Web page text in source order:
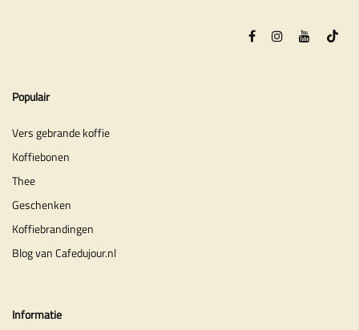
Populair
Vers gebrande koffie
Koffiebonen
Thee
Geschenken
Koffiebrandingen
Blog van Cafedujour.nl
Informatie